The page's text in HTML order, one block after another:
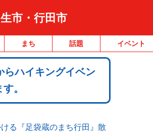
市・行田市
まち 話題 イベント
ハイキングイベン
。
る『足袋蔵のまち行田』散